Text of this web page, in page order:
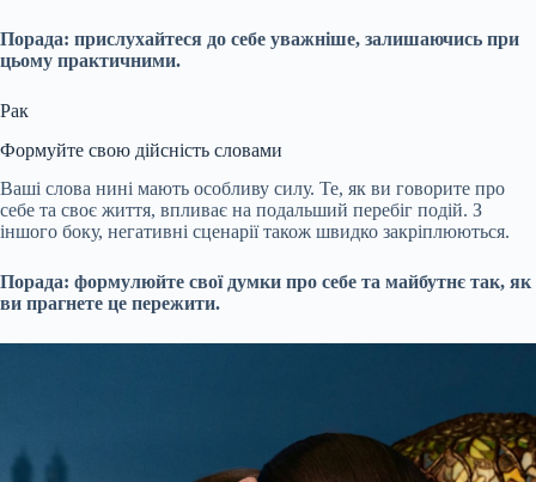
Порада: прислухайтеся до себе уважніше, залишаючись при
цьому практичними.
Рак
Формуйте свою дійсність словами
Ваші слова нині мають особливу силу. Те, як ви говорите про
себе та своє життя, впливає на подальший перебіг подій. З
іншого боку, негативні сценарії також швидко закріплюються.
Порада: формулюйте свої думки про себе та майбутнє так, як
ви прагнете це пережити.